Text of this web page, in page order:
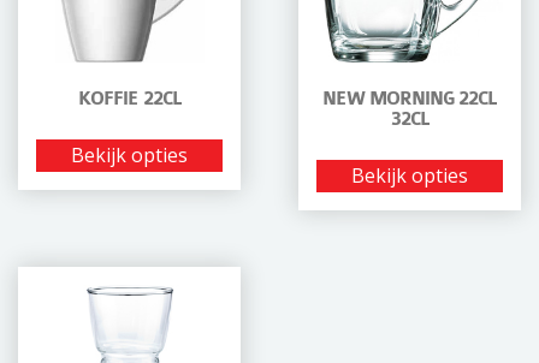
KOFFIE 22CL
Bekijk opties
NEW MORNING 22CL
32CL
Bekijk opties